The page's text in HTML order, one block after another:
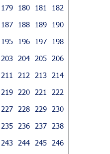
179 180 181
182
187 188 189
190
195 196 197
198
203 204 205
206
211 212 213
214
219 220 221
222
227 228 229
230
235 236 237
238
243 244 245
246